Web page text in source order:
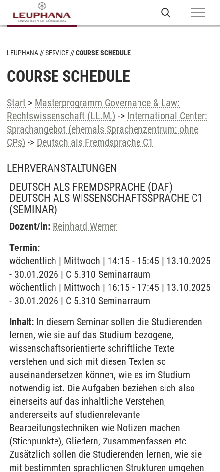
LEUPHANA SERVICE COURSE SCHEDULE
COURSE SCHEDULE
Start > Masterprogramm Governance & Law:
Rechtswissenschaft (LL.M.) -> International Center:
Sprachangebot (ehemals Sprachenzentrum; ohne
CPs) -> Deutsch als Fremdsprache C1
LEHRVERANSTALTUNGEN
DEUTSCH ALS FREMDSPRACHE (DAF)
DEUTSCH ALS WISSENSCHAFTSSPRACHE C1
(SEMINAR)
Dozent/in: Reinhard Werner
Termin:
wöchentlich | Mittwoch | 14:15 - 15:45 | 13.10.2025
- 30.01.2026 | C 5.310 Seminarraum
wöchentlich | Mittwoch | 16:15 - 17:45 | 13.10.2025
- 30.01.2026 | C 5.310 Seminarraum
Inhalt: In diesem Seminar sollen die Studierenden
lernen, wie sie auf das Studium bezogene,
wissenschaftsorientierte schriftliche Texte
verstehen und sich mit diesen Texten so
auseinandersetzen können, wie es im Studium
notwendig ist. Die Aufgaben beziehen sich also
einerseits auf das inhaltliche Verstehen,
andererseits auf studienrelevante
Bearbeitungstechniken wie Notizen machen
(Stichpunkte), Gliedern, Zusammenfassen etc.
Zusätzlich sollen die Studierenden lernen, wie sie
mit bestimmten sprachlichen Strukturen umgehen